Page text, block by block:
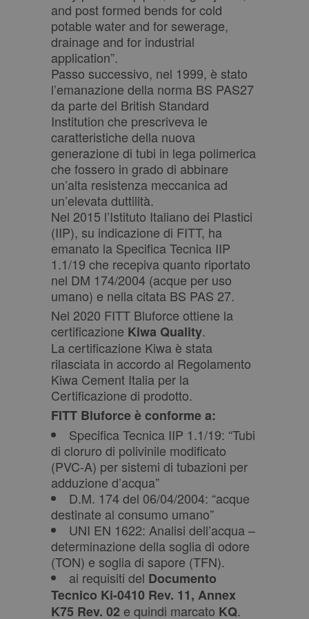
and post formed bends for cold
potable water and for sewerage,
drainage and for industrial
application”.
Passo successivo, nel 1999, è stato
l’emanazione della norma BS PAS27
da parte del British Standard
Institution che prescriveva le
caratteristiche della nuova
generazione di tubi in lega polimerica
che fossero in grado di abbinare
un’alta resistenza meccanica ad
un’elevata duttilità.
Nel 2015 l’Istituto Italiano dei Plastici
(IIP), su indicazione di FITT, ha
emanato la Specifica Tecnica IIP
1.1/19 che recepiva quanto riportato
nel DM 174/2004 (acque per uso
umano) e nella citata BS PAS 27.
Nel 2020 FITT Bluforce ottiene la
certificazione Kiwa Quality.
La certificazione Kiwa è stata
rilasciata in accordo al Regolamento
Kiwa Cement Italia per la
Certificazione di prodotto.
FITT Bluforce è conforme a:
Specifica Tecnica IIP 1.1/19: “Tubi
di cloruro di polivinile modificato
(PVC-A) per sistemi di tubazioni per
adduzione d’acqua”
D.M. 174 del 06/04/2004: “acque
destinate al consumo umano”
UNI EN 1622: Analisi dell’acqua –
determinazione della soglia di odore
(TON) e soglia di sapore (TFN).
ai requisiti del Documento
Tecnico Ki-0410 Rev. 11, Annex
K75 Rev. 02 e quindi marcato KQ.
generato in
modo casuale
come
identificatore
del cliente. È
pagina in un
sito e utilizzato
per calcolare i
dati di visitatori,
campagne per i
rapporti di
analisi dei siti.